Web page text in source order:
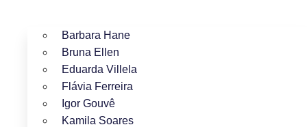
Barbara Hane
Bruna Ellen
Eduarda Villela
Flávia Ferreira
Igor Gouvê
Kamila Soares